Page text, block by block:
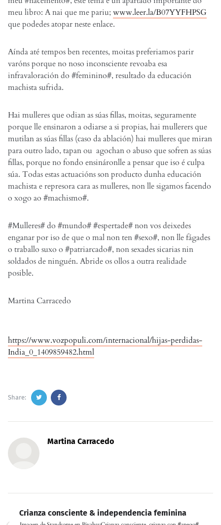
meu libro: A nai que me pariu; www.leer.la/B07YYFHPSG
que podedes atopar neste enlace.
Aínda até tempos ben recentes, moitas preferiamos parir
varóns porque no noso inconsciente revoaba esa
infravaloración do #feminino#, resultado da educación
machista sufrida.
Hai mulleres que odian as súas fillas, moitas, seguramente
porque lle ensinaron a odiarse a si propias, hai mullerers que
mutilan as súas fillas (caso da ablación) hai mulleres que miran
para outro lado, tapan ou agochan o abuso que sofren as súas
fillas, porque no fondo ensináronlle a pensar que iso é culpa
súa. Todas estas actuacións son producto dunha educación
machista e represora cara as mulleres, non lle sigamos facendo
o xogo ao #machismo#.
#Mulleres# do #mundo# #espertade# non vos deixedes
enganar por iso de que o mal non ten #sexo#, non lle fágades
o traballo suxo o #patriarcado#, non sexades sicarias nin
soldados de ninguén. Abride os ollos a outra realidade
posible.
Martina Carracedo
https://www.vozpopuli.com/internacional/hijas-perdidas-
India_0_1409859482.html
Share:
Martina Carracedo
Crianza consciente & independencia feminina